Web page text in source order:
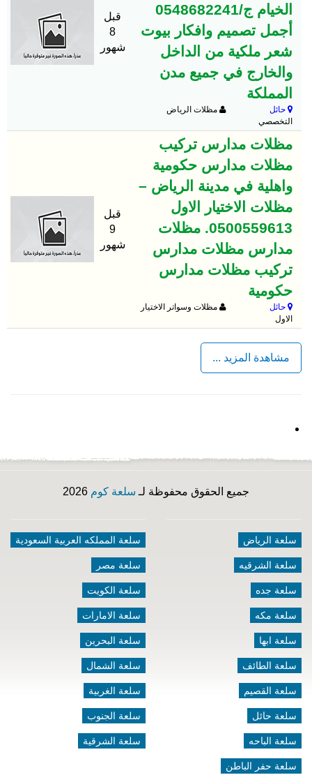
الخيام ج/0548682241
أجمل تصميم وافكار بيوت
شعر ملكية من الداخل
والخارج في جميع مدن
المملكة
حائل
مظلات الرياض
التخصصي
قبل
8
شهور
مظلات مدارس تركيب
مظلات مدارس حكومية
واهلية في مدينة الرياض –
مظلات الاختيار الاول
0500559613. مظلات
مدارس مظلات مدارس
تركيب مظلات مدارس
حكومية
حائل
مظلات وسواتر الاختيار
الاول
قبل
9
شهور
مشاهدة المزيد ...
جميع الحقوق محفوظة لـ سلعة كوم
سلعة الرياض
سلعة الشرقيه
سلعة جده
سلعة مكه
سلعة ابها
سلعة الطائف
سلعة القصيم
سلعة حائل
سلعة الباحه
سلعة حفر الباطن
سلعة المملكه العربية السعودية
سلعة مصر
سلعة الكويت
سلعة الامارات
سلعة البحرين
سلعة الشمال
سلعة الغربية
سلعة الجنوب
سلعة الشرقية